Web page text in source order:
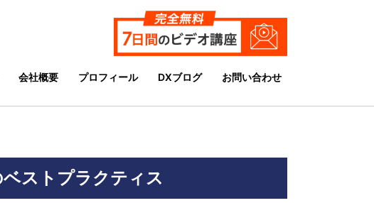
会社概要 プロフィール DXブログ お問い合わせ
ストプラクティス